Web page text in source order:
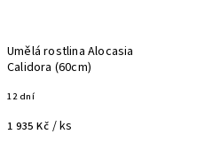
Umělá rostlina Alocasia
Calidora (60cm)
12 dní
1 935 Kč / ks